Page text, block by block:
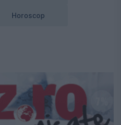
Horoscop